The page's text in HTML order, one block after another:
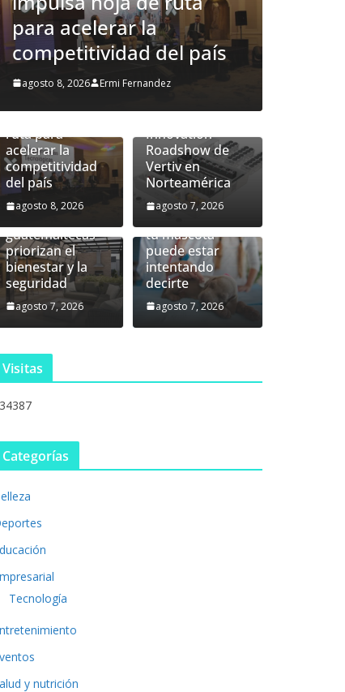
Innovation Roadshow de
Vertiv en Norteamérica
agosto 7, 2026 Ermi Fernandez
Siemens
Xcelerator
Summit
ruta para
acelerar la
competitividad
del país
agosto 8, 2026
prediseñada de
Vertiv™360AI
para
computación de
alto rendimiento
se presentará
Innovation
Roadshow de
Vertiv en
Norteamérica
agosto 7, 2026
Un hogar más
allá del
inmueble: las
familias
guatemaltecas
priorizan el
bienestar y la
seguridad
agosto 7, 2026
Lo que la piel de
tu mascota
puede estar
intentando
decirte
agosto 7, 2026
Visitas
Categorías
Tecnología
y nutrición